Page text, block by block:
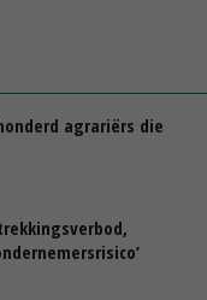
agrariërs die